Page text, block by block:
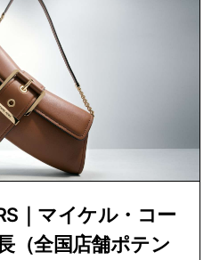
｜マイケル・コー
（全国店舗ポテン